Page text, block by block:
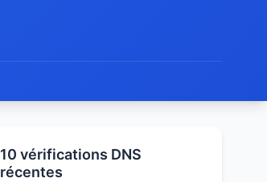
10 vérifications DNS
récentes